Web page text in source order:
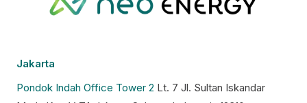
Jakarta
Pondok Indah Office Tower 2 Lt. 7 Jl. Sultan Iskandar